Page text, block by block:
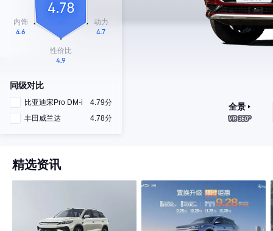
同级对比
比亚迪宋Pro DM-i
4.79分
丰田威兰达
4.78分
全景
精选资讯